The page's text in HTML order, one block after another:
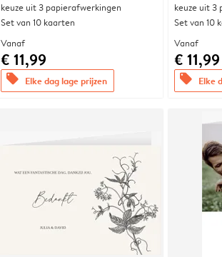
keuze uit 3 papierafwerkingen
Set van 10 kaarten
Vanaf
€ 11,99
offers Elke dag lage prijzen
keuze uit 3
Set van 10
Vanaf
€ 11,99
offers Elke